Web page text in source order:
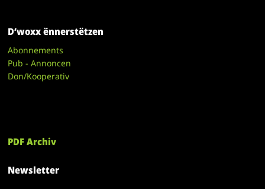
D’woxx ënnerstëtzen
Abonnements
Pub - Annoncen
Don/Kooperativ
PDF Archiv
Newsletter